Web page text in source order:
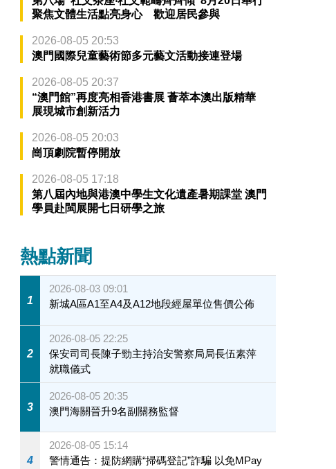
聚焦文體生活點亮身心 歡迎居民參與
2026-08-05 20:53
澳門國際兒童藝術節多元藝文活動接連登場
2026-08-05 20:37
“澳門館”再度亮相香港書展 薈萃本澳出版精華
展現城市創新活力
2026-08-05 20:03
崗頂劇院暫停開放
2026-08-05 17:18
第八屆內地與港澳中學生文化遺產暑期課堂 澳門
學員赴閩展開七日研學之旅
熱點新聞
1
2026-08-03 09:01
新城A區A1至A4及A12地段經屋單位售價公佈
2
2026-08-05 22:25
保安司司長陳子勁主持治安警察局局長伍素萍
就職儀式
3
2026-08-05 20:35
澳門海關晉升9名副關務監督
4
2026-08-05 15:14
警情通告：提防網購“掃碼登記”詐騙 以免MPay